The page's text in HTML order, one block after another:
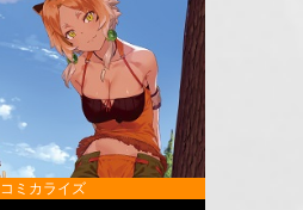
コミカライズ